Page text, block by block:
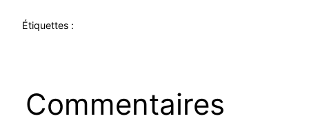
Étiquettes :
Commentaires